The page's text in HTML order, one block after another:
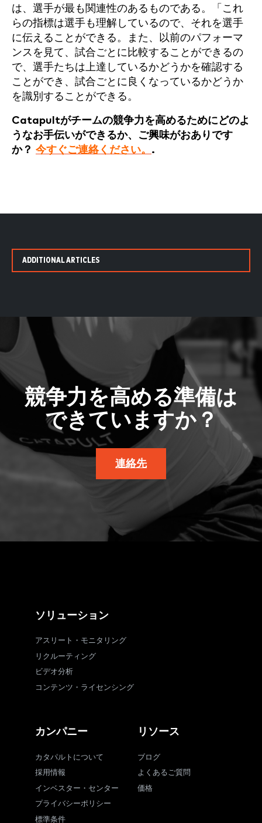
は、選手が最も関連性のあるものである。「これ
らの指標は選手も理解しているので、それを選手
に伝えることができる。また、以前のパフォーマ
ンスを見て、試合ごとに比較することができるの
で、選手たちは上達しているかどうかを確認する
ことができ、試合ごとに良くなっているかどうか
を識別することができる。
Catapultがチームの競争力を高めるためにどのよ
うなお手伝いができるか、ご興味がおありです
か？ 今すぐご連絡ください。 .
ADDITIONAL ARTICLES
競争力を高める準備は
できていますか？
連絡先
ソリューション
アスリート・モニタリング
リクルーティング
ビデオ分析
コンテンツ・ライセンシング
カンパニー
カタパルトについて
採用情報
インベスター・センター
プライバシーポリシー
標準条件
リソース
ブログ
よくあるご質問
価格